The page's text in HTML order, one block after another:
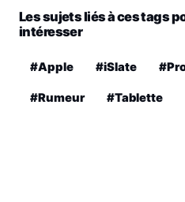
Les sujets liés à ces tags
intéresser
#Apple #iSlate
#Rumeur #Tablette